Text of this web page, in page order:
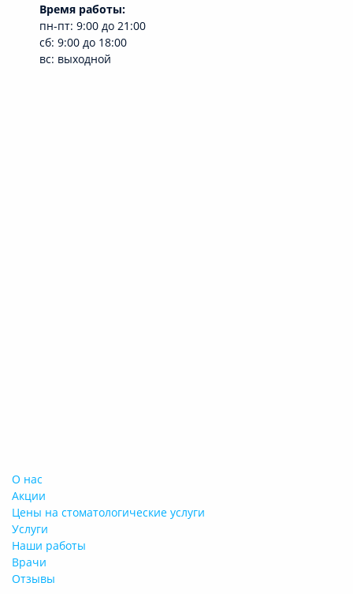
Время работы:
пн-пт: 9:00 до 21:00
сб: 9:00 до 18:00
вс: выходной
О нас
Акции
Цены на стоматологические услуги
Услуги
Наши работы
Врачи
Отзывы